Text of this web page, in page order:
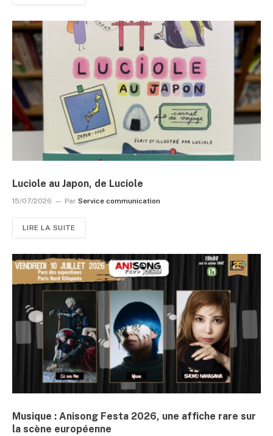
Luciole au Japon, de Luciole
15/07/2026 Par Service communication
LIRE LA SUITE
Musique : Anisong Festa 2026, une affiche rare sur
la scène européenne